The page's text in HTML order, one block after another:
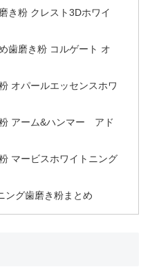
き粉 クレスト3Dホワイ
歯磨き粉 コルゲート オ
オパールエッセンスホワ
アーム&ハンマー アド
マービスホワイトニング
ング歯磨き粉まとめ